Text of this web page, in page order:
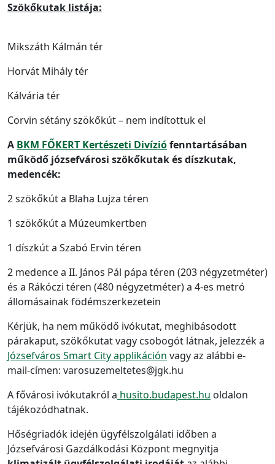
Szökőkutak listája:
Mikszáth Kálmán tér
Horvát Mihály tér
Kálvária tér
Corvin sétány szökőkút – nem indítottuk el
A BKM FŐKERT Kertészeti Divíziófenntartásában
működő józsefvárosi szökőkutak és díszkutak,
medencék:
2 szökőkút a Blaha Lujza téren
1 szökőkút a Múzeumkertben
1 díszkút a Szabó Ervin téren
2 medence a II. János Pál pápa téren (203 négyzetméter)
és a Rákóczi téren (480 négyzetméter) a 4-es metró
állomásainak födémszerkezetein
Kérjük, ha nem működő ivókutat, meghibásodott
párakaput, szökőkutat vagy csobogót látnak, jelezzék a
Józsefváros Smart City applikáción vagy az alábbi e-
mail-címen: varosuzemeltetes@jgk.hu
A fővárosi ivókutakról a husito.budapest.hu oldalon
tájékozódhatnak.
Hőségriadók idején ügyfélszolgálati időben a
Józsefvárosi Gazdálkodási Központ megnyitja